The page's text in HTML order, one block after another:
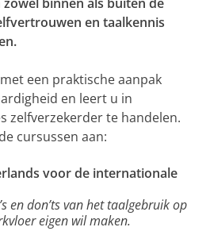
en taalkennis
een praktische aanpak
en leert u in
zelfverzekerder te handelen.
cursussen aan:
voor de internationale
en don’ts van het taalgebruik op
eigen wil maken.